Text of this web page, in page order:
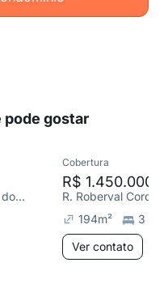
pode gostar
R. João Barros Moreira, Recreio dos Bandeirantes
Cobertura
R$ 1.450.000
194m²
3
Ver contato